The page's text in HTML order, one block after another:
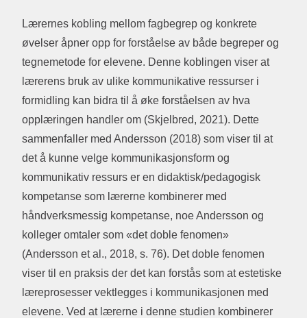
Lærernes kobling mellom fagbegrep og konkrete
øvelser åpner opp for forståelse av både begreper og
tegnemetode for elevene. Denne koblingen viser at
lærerens bruk av ulike kommunikative ressurser i
formidling kan bidra til å øke forståelsen av hva
opplæringen handler om (Skjelbred, 2021). Dette
sammenfaller med Andersson (2018) som viser til at
det å kunne velge kommunikasjonsform og
kommunikativ ressurs er en didaktisk/pedagogisk
kompetanse som lærerne kombinerer med
håndverksmessig kompetanse, noe Andersson og
kolleger omtaler som «det doble fenomen»
(Andersson et al., 2018, s. 76). Det doble fenomen
viser til en praksis der det kan forstås som at estetiske
læreprosesser vektlegges i kommunikasjonen med
elevene. Ved at lærerne i denne studien kombinerer